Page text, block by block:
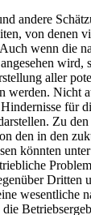
andere
von denen
wenn die
wird,
aller
werden. Nicht
für
Zu
den in den
könnten
Dritten
wesentliche